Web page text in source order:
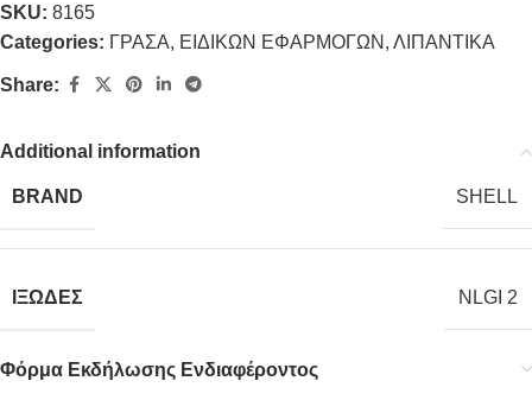
SKU: 8165
Categories: ΓΡΑΣΑ, ΕΙΔΙΚΩΝ ΕΦΑΡΜΟΓΩΝ , ΛΙΠΑΝΤΙΚΑ
Share:
Additional information
BRAND SHELL
ΙΞΩΔΕΣ NLGI 2
Φόρμα Εκδήλωσης Ενδιαφέροντος